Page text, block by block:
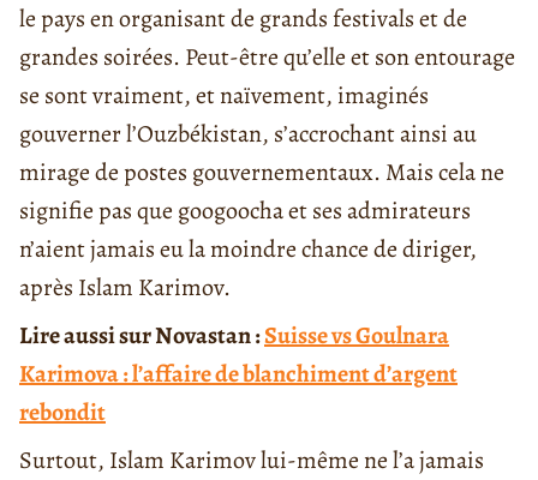
le pays en organisant de grands festivals et de
grandes soirées. Peut-être qu’elle et son entourage
se sont vraiment, et naïvement, imaginés
gouverner l’Ouzbékistan, s’accrochant ainsi au
mirage de postes gouvernementaux. Mais cela ne
signifie pas que googoocha et ses admirateurs
n’aient jamais eu la moindre chance de diriger,
après Islam Karimov.
Lire aussi sur Novastan :Suisse vs Goulnara
Karimova : l’affaire de blanchiment d’argent
rebondit
Surtout, Islam Karimov lui-même ne l’a jamais